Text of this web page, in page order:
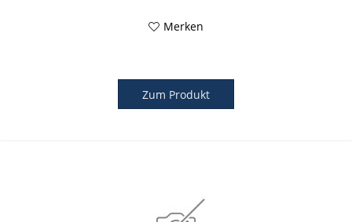
Merken
Zum Produkt